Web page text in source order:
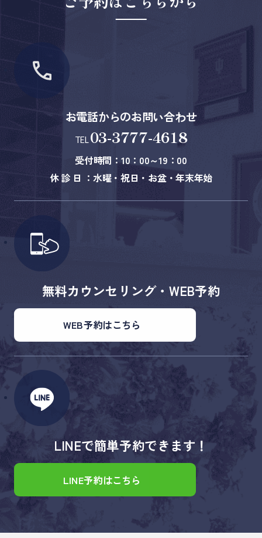
お電話からのお問い合わせ
TEL03-3777-4618
受付時間：10：00～19：00
休 診 日 ：水曜・祝日・お盆・年末年始
無料カウンセリング・WEB予約
WEB予約はこちら
LINEで簡単予約できます！
LINE予約はこちら